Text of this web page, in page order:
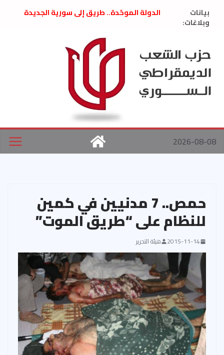
بيانات
وبلاغات:
الدولة الموحّدة.. طريق إلى سورية الجديدة
العام السابق لحزب الاتحاد الاشتراكي العربي
الديمقراطي
بلاغ صادر عن اجتماع اللجنة المركزية نيسان
2026
الحرب الأمريكية الإسرائيلية على نظام الملالي
في إيران .. بيان من حزب الشعب الديمقراطي
السوري
2026-08-08
حمص.. 7 مدنيين في كمين
للنظام على “طريق الموت”
2015-11-14 هيئة التحرير